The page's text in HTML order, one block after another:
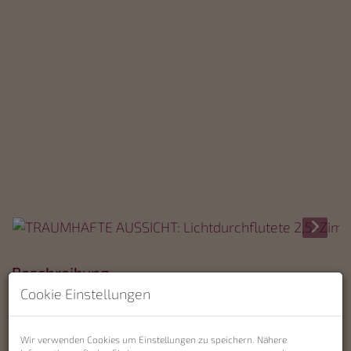
Beschreibung
Wohnen mit
Cookie Einstellungen
Wir verwenden Cookies um Einstellungen zu speichern. Nähere